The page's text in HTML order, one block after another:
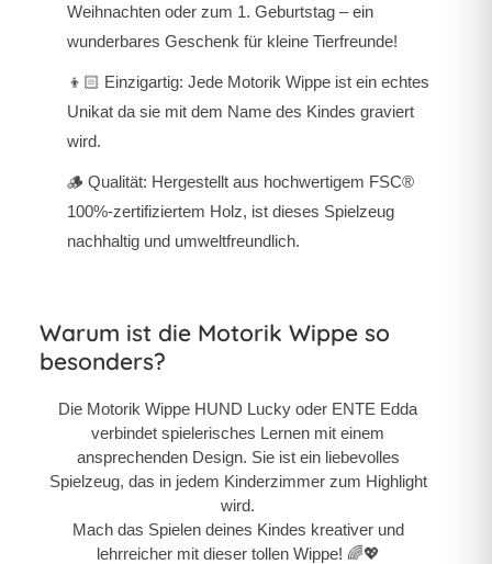
Weihnachten oder zum 1. Geburtstag – ein
wunderbares Geschenk für kleine Tierfreunde!
👦🏻 Einzigartig: Jede Motorik Wippe ist ein echtes
Unikat da sie mit dem Name des Kindes graviert
wird.
🪵 Qualität: Hergestellt aus hochwertigem FSC®
100%-zertifiziertem Holz, ist dieses Spielzeug
nachhaltig und umweltfreundlich.
Warum ist die Motorik Wippe so
besonders?
Die Motorik Wippe HUND Lucky oder ENTE Edda
verbindet spielerisches Lernen mit einem
ansprechenden Design. Sie ist ein liebevolles
Spielzeug, das in jedem Kinderzimmer zum Highlight
wird.
Mach das Spielen deines Kindes kreativer und
lehrreicher mit dieser tollen Wippe! 🌈💖